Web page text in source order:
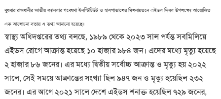
বুধবার রাজধানীর জাতীয় ক্যানসার গবেষণা ইনস্টিটিউট ও হাসপাতালের মিলনায়তনে এইডস দিবস উপলক্ষ্যে আয়োজিত
এক আলোচনা সভায় এ তথ্য জানানো হয়েছে।
স্বাস্থ্য অধিদপ্তরের তথ্য বলছে, ১৯৮৯ থেকে ২০২৩ সাল পর্যন্ত সবমিলিয়ে
এইডস রোগে আক্রান্ত হয়েছে ১০ হাজার ৯৮৪ জন। এদের মধ্যে মৃত্যু হয়েছে
২ হাজার ৮৬ জনের। এর মধ্যে দ্বিতীয় সর্বোচ্চ আক্রান্ত ও মৃত্যু হয় ২০২২
সালে, সেই সময়ে আক্রান্তের সংখ্যা ছিল ৯৪৭ জন ও মৃত্যু হয়েছিল ২৩২
জনের। এর আগে ২০২১ সালে দেশে এইডস শনাক্ত হয়েছিল ৭২৯ জনের,